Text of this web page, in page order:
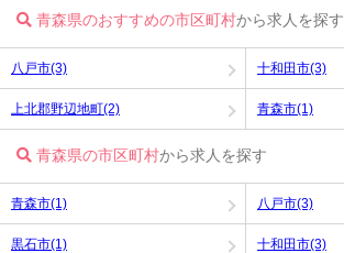
青森県のおすすめの市区町村から求人を探す
八戸市(3) 十和田市(3)
上北郡野辺地町(2) 青森市(1)
青森県の市区町村から求人を探す
青森市(1) 八戸市(3)
黒石市(1) 十和田市(3)